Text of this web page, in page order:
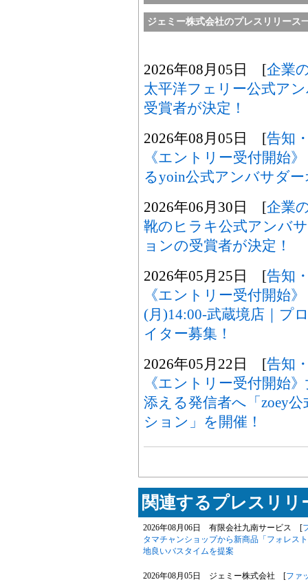
ジェミー株式会社のプレスリリース
2026年08月05日 [企業
太平洋フェリー公式ア
受賞者が決定！
2026年08月05日 [告知
《エントリー受付開始
るyoin公式アンバサダ
2026年06月30日 [企業
靴のヒラキ公式アンバ
ョンの受賞者が決定！
2026年05月25日 [告知
《エントリー受付開始
(月)14:00-武蔵境店｜プ
イター募集！
2026年05月22日 [告知
《エントリー受付開始
添える発信者へ「zoey
ション」を開催！
関連するプレスリリ
2026年08月06日 有限会社九南サービス [
タマチャンショップから新商品「フォレス
地良いバスタイムを提案
2026年08月05日 ジェミー株式会社 [ファ